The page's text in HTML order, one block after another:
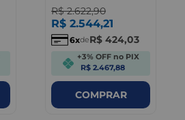
R$ 2.622,90
R$ 2.544,21
6 deR$ 424,03
+3% OFF no PIX
R$ 2.467,88
COMPRAR